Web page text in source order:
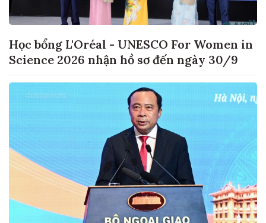
Học bổng L'Oréal - UNESCO For Women in
Science 2026 nhận hồ sơ đến ngày 30/9